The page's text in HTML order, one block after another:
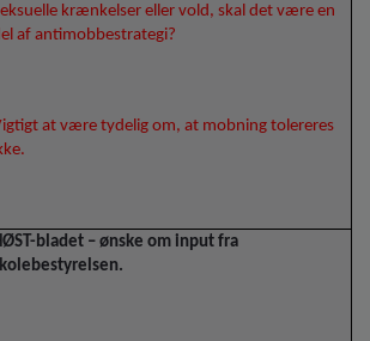
krænkelser eller vold, skal det være en
af antimobbestrategi?
at være tydelig om, at mobning tolereres
bladet – ønske om input fra